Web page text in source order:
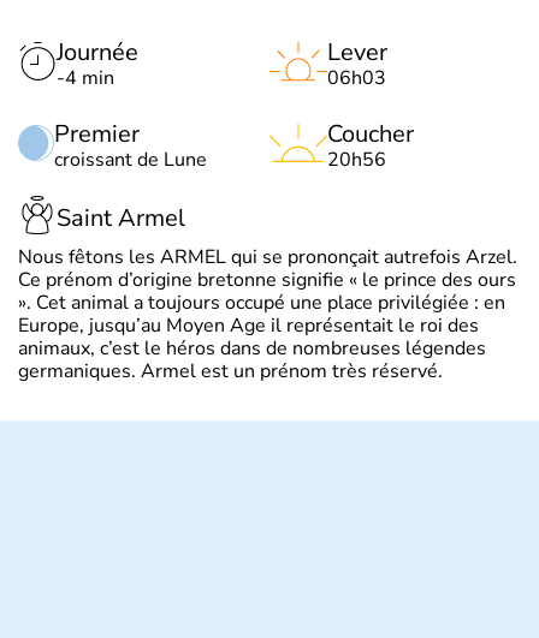
Journée
-4 min
Premier
croissant de Lune
Lever
06h03
Coucher
20h56
Saint Armel
Nous fêtons les ARMEL qui se prononçait autrefois Arzel.
Ce prénom d’origine bretonne signifie « le prince des ours
». Cet animal a toujours occupé une place privilégiée : en
Europe, jusqu’au Moyen Age il représentait le roi des
animaux, c’est le héros dans de nombreuses légendes
germaniques. Armel est un prénom très réservé.